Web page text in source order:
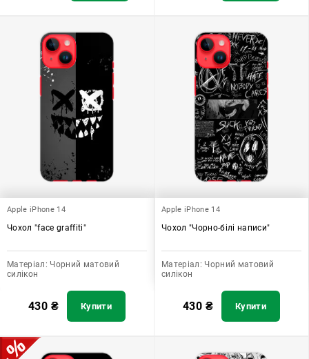
Apple iPhone 14
Чохол "face graffiti"
Матеріал: Чорний матовий
силікон
430 ₴ Купити
Apple iPhone 14
Чохол "Чорно-білі написи"
Матеріал: Чорний матовий
силікон
430 ₴ Купити